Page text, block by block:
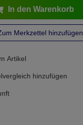
In den Warenkorb
Merkzettel hinzufügen
Artikel
hinzufügen